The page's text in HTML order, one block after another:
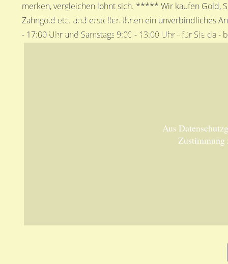
merken, vergleichen lohnt sich. ***** Wir kaufen Gold,
Zahngold etc. und erstellen Ihnen ein unverbindliches
- 17:00 Uhr und Samstags 9:00 - 13:00 Uhr - für Sie
Anfahrtsplan
ANKA Edelmetallhandelsgesellschaft mbH in
Aus
Zustimmung